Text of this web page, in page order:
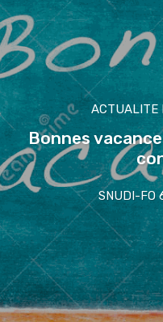
ACTUALITE
Bonnes
SNUDI-FO